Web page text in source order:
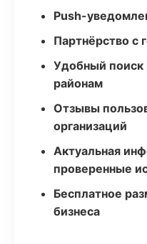
Push-
Партнёрство с
Удобный поиск
районам
Отзывы
организаций
Актуальная
проверенные
Бесплатное
бизнеса